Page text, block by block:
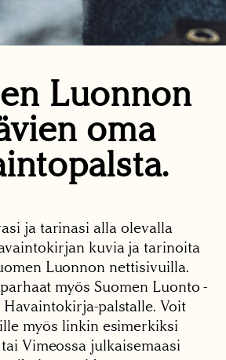
Luonnon
oma
ja tarinasi alla olevalla
kuvia ja tarinoita
Luonnon nettisivuilla.
myös Suomen Luonto -
palstalle. Voit
myös linkin esimerkiksi
Vimeossa julkaisemaasi